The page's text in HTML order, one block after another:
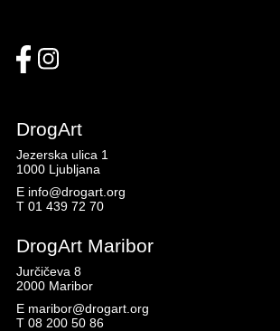
DrogArt
Jezerska ulica 1
1000 Ljubljana
E info@drogart.org
T 01 439 72 70
DrogArt Maribor
Jurčičeva 8
2000 Maribor
E maribor@drogart.org
T 08 200 50 86